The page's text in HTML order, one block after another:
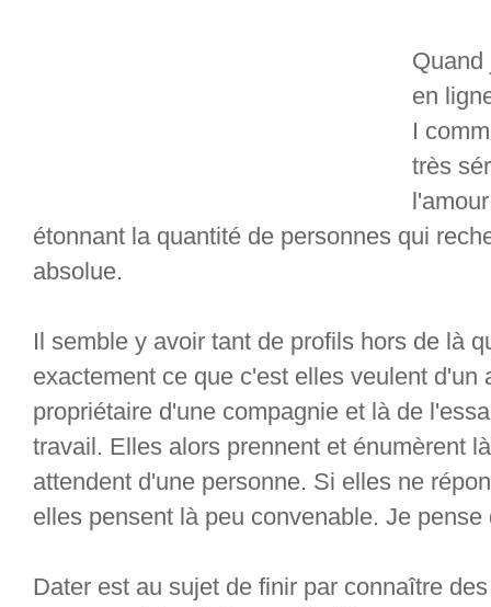
Quand
en
I
très
étonnant la quantité de personnes qui
absolue.
Il semble y avoir tant de profils hors de là
exactement ce que c'est elles veulent
propriétaire d'une compagnie et là de
travail. Elles alors prennent et énumèrent
attendent d'une personne. Si elles ne
elles pensent là peu convenable. Je pense
Dater est au sujet de finir par connaître